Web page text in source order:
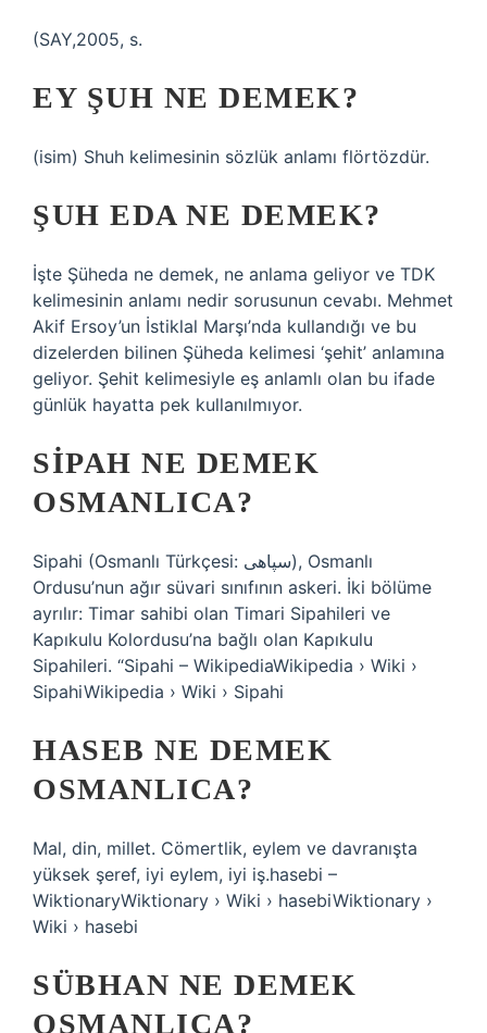
(SAY,2005, s.
EY ŞUH NE DEMEK?
(isim) Shuh kelimesinin sözlük anlamı flörtözdür.
ŞUH EDA NE DEMEK?
İşte Şüheda ne demek, ne anlama geliyor ve TDK
kelimesinin anlamı nedir sorusunun cevabı. Mehmet
Akif Ersoy’un İstiklal Marşı’nda kullandığı ve bu
dizelerden bilinen Şüheda kelimesi ‘şehit’ anlamına
geliyor. Şehit kelimesiyle eş anlamlı olan bu ifade
günlük hayatta pek kullanılmıyor.
SIPAH NE DEMEK
OSMANLICA?
Sipahi (Osmanlı Türkçesi: سپاهی), Osmanlı
Ordusu’nun ağır süvari sınıfının askeri. İki bölüme
ayrılır: Timar sahibi olan Timari Sipahileri ve
Kapıkulu Kolordusu’na bağlı olan Kapıkulu
Sipahileri. “Sipahi – WikipediaWikipedia › Wiki ›
SipahiWikipedia › Wiki › Sipahi
HASEB NE DEMEK
OSMANLICA?
Mal, din, millet. Cömertlik, eylem ve davranışta
yüksek şeref, iyi eylem, iyi iş.hasebi –
WiktionaryWiktionary › Wiki › hasebiWiktionary ›
Wiki › hasebi
SÜBHAN NE DEMEK
OSMANLICA?